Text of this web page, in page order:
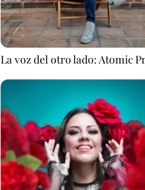
La voz del otro lado: Atomic